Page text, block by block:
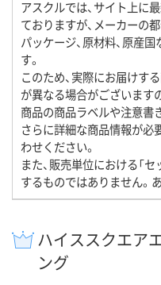
アスクルでは、サイト上に
ておりますが、メーカーの都
パッケージ、原材料、原産
す。
このため、実際にお届けす
が異なる場合がございます
商品の商品ラベルや注意書
さらに詳細な商品情報が必
わせください。
また、販売単位における「
するものではありません。
ハイススクエア
ング